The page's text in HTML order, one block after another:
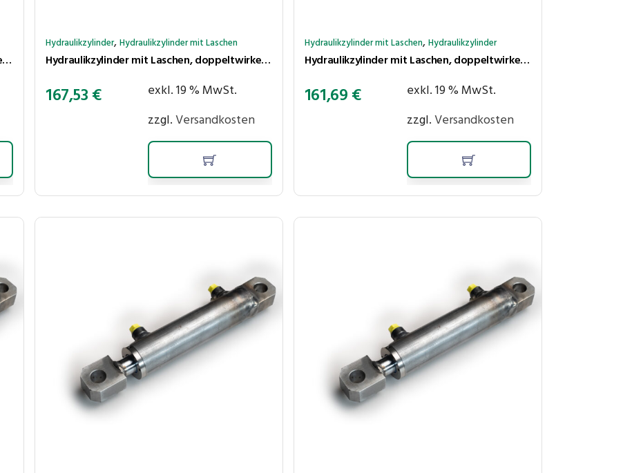
Hydraulikzylinder mit Laschen, doppeltwirkend, Hub 350 mm, Kolben ⌀40 mm, Stange ⌀25 mm
Hydraulikzylinder,Hydraulikzylinder mit Laschen
Hydraulikzylinder mit Laschen, doppeltwirkend, Hub 300 mm, Kolben ⌀40 mm, Stange ⌀25 mm
167,53€
exkl. 19 % MwSt.
zzgl.Versandkosten
Hydraulikzylinder mit Laschen,Hydraulikzylinder
Hydraulikzylinder mit Laschen, doppeltwirkend, Hub 250 mm, Kolben ⌀40 mm, Stange ⌀25 mm
161,69€
exkl. 19 % MwSt.
zzgl.Versandkosten